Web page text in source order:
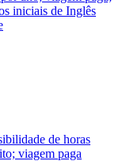
iniciais de Inglês
de horas
viagem paga